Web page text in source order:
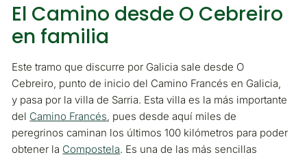
El Camino desde O Cebreiro
en familia
Este tramo que discurre por Galicia sale desde O
Cebreiro, punto de inicio del Camino Francés en Galicia,
y pasa por la villa de Sarria. Esta villa es la más importante
del Camino Francés, pues desde aquí miles de
peregrinos caminan los últimos 100 kilómetros para poder
obtener la Compostela. Es una de las más sencillas